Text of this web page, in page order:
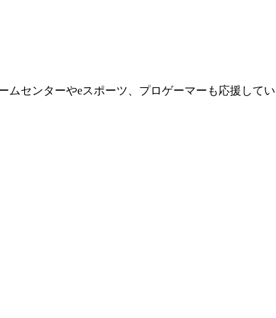
センターやeスポーツ、プロゲーマーも応援して